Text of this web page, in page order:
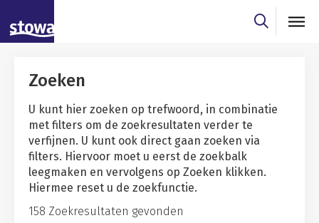
Skip to main content
Skip to main nav
Skip to zoekresultaten filter
Zoeken
U kunt hier zoeken op trefwoord, in combinatie
met filters om de zoekresultaten verder te
verfijnen. U kunt ook direct gaan zoeken via
filters. Hiervoor moet u eerst de zoekbalk
leegmaken en vervolgens op Zoeken klikken.
Hiermee reset u de zoekfunctie.
158 Zoekresultaten gevonden